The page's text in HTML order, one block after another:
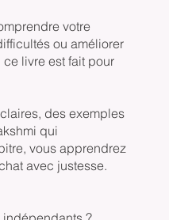
votre
ou améliorer
livre est fait pour
des exemples
qui
vous apprendrez
avec justesse.